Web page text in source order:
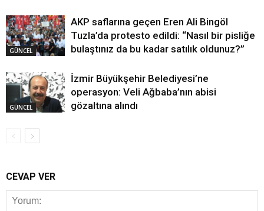
GÜNCEL
AKP saflarına geçen Eren Ali Bingöl
Tuzla’da protesto edildi: “Nasıl bir pisliğe
bulaştınız da bu kadar satılık oldunuz?”
GÜNCEL
İzmir Büyükşehir Belediyesi’ne
operasyon: Veli Ağbaba’nın abisi
gözaltına alındı
CEVAP VER